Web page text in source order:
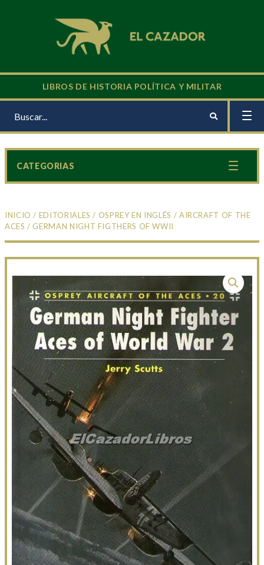
LIBROS DE HISTORIA POLÍTICA Y MILITAR
INICIO / EDITORIALES / OSPREY EN INGLÉS / AIRCRAFT OF THE
ACES / GERMAN NIGHT FIGTHERS OF WWII
CATEGORIAS